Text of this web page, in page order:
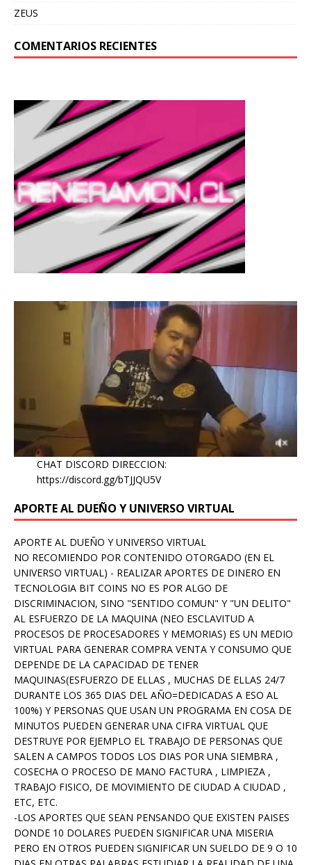
ZEUS
COMENTARIOS RECIENTES
CHAT DISCORD DIRECCION:
https://discord.gg/bTJJQU5V
APORTE AL DUEÑO Y UNIVERSO VIRTUAL
APORTE AL DUEÑO Y UNIVERSO VIRTUAL
NO RECOMIENDO POR CONTENIDO OTORGADO (EN EL
UNIVERSO VIRTUAL) - REALIZAR APORTES DE DINERO EN
TECNOLOGIA BIT COINS NO ES POR ALGO DE
DISCRIMINACION, SINO "SENTIDO COMUN" Y "UN DELITO"
AL ESFUERZO DE LA MAQUINA (NEO ESCLAVITUD A
PROCESOS DE PROCESADORES Y MEMORIAS) ES UN MEDIO
VIRTUAL PARA GENERAR COMPRA VENTA Y CONSUMO QUE
DEPENDE DE LA CAPACIDAD DE TENER
MAQUINAS(ESFUERZO DE ELLAS , MUCHAS DE ELLAS 24/7
DURANTE LOS 365 DIAS DEL AÑO=DEDICADAS A ESO AL
100%) Y PERSONAS QUE USAN UN PROGRAMA EN COSA DE
MINUTOS PUEDEN GENERAR UNA CIFRA VIRTUAL QUE
DESTRUYE POR EJEMPLO EL TRABAJO DE PERSONAS QUE
SALEN A CAMPOS TODOS LOS DIAS POR UNA SIEMBRA ,
COSECHA O PROCESO DE MANO FACTURA , LIMPIEZA ,
TRABAJO FISICO, DE MOVIMIENTO DE CIUDAD A CIUDAD ,
ETC, ETC.
-LOS APORTES QUE SEAN PENSANDO QUE EXISTEN PAISES
DONDE 10 DOLARES PUEDEN SIGNIFICAR UNA MISERIA
PERO EN OTROS PUEDEN SIGNIFICAR UN SUELDO DE 9 O 10